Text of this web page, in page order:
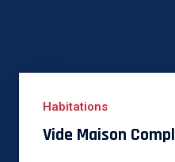
Habitations
Vide Maison